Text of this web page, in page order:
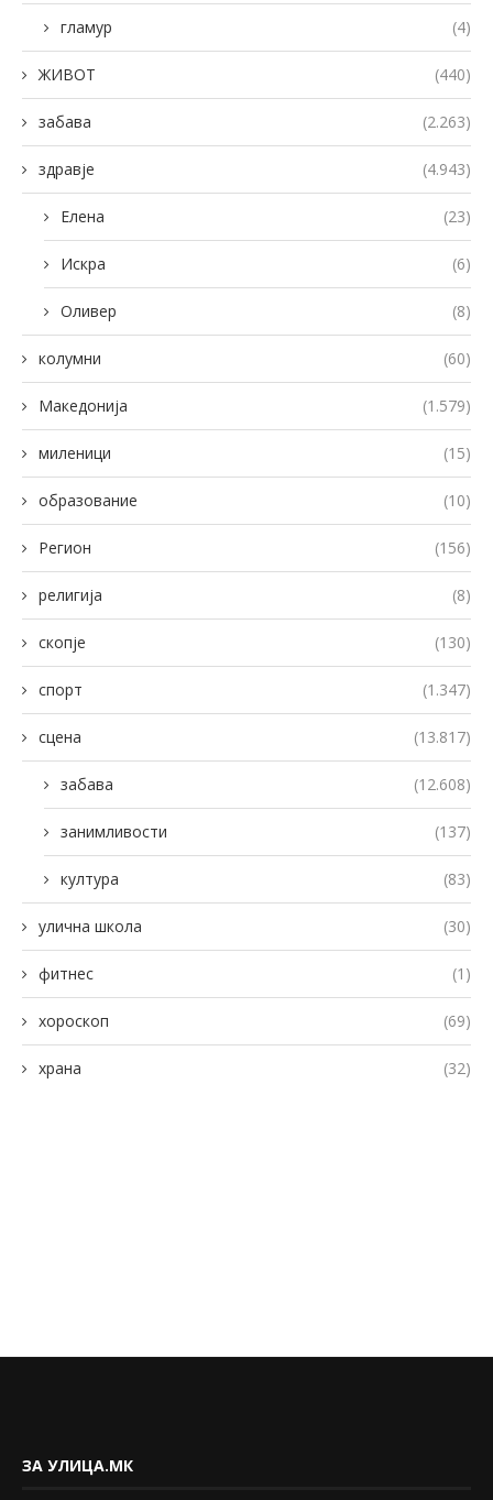
гламур (4)
ЖИВОТ (440)
забава (2.263)
здравје (4.943)
Елена (23)
Искра (6)
Оливер (8)
колумни (60)
Македонија (1.579)
миленици (15)
образование (10)
Регион (156)
религија (8)
скопје (130)
спорт (1.347)
сцена (13.817)
забава (12.608)
занимливости (137)
култура (83)
улична школа (30)
фитнес (1)
хороскоп (69)
храна (32)
ЗА УЛИЦА.МК